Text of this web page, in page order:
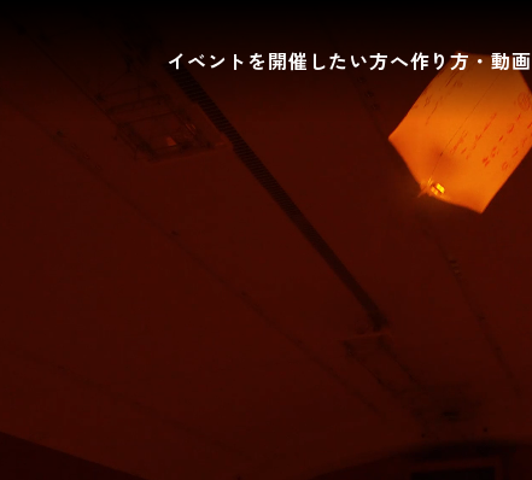
イベントを開催したい方へ作り方・動画